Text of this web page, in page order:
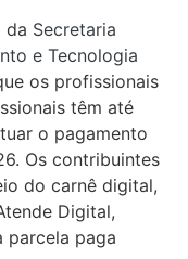
da Secretaria
e Tecnologia
os profissionais
têm até
o pagamento
Os contribuintes
do carnê digital,
Digital,
parcela paga